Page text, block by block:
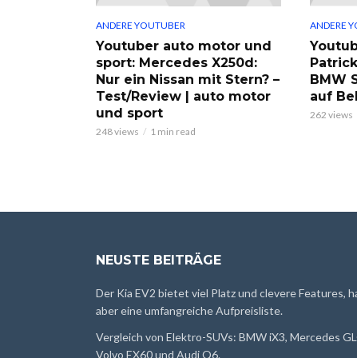
ANDERE YOUTUBER
Youtuber auto motor und
sport: Mercedes X250d:
Nur ein Nissan mit Stern? –
Test/Review | auto motor
und sport
248 views 1 min read
ANDERE
BMW
auf
262 views
NEUSTE BEITRÄGE
Der Kia EV2 bietet viel Platz und clevere Features,
aber eine umfangreiche Aufpreisliste.
Vergleich von Elektro-SUVs: BMW iX3, Mercedes
Volvo EX60 und Audi Q6.